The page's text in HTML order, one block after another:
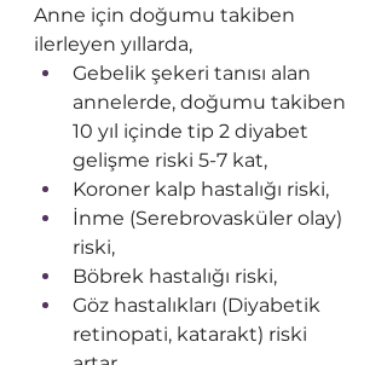
Anne için doğumu takiben
ilerleyen yıllarda,
Gebelik şekeri tanısı alan
annelerde, doğumu takiben
10 yıl içinde tip 2 diyabet
gelişme riski 5-7 kat,
Koroner kalp hastalığı riski,
İnme (Serebrovasküler olay)
riski,
Böbrek hastalığı riski,
Göz hastalıkları (Diyabetik
retinopati, katarakt) riski